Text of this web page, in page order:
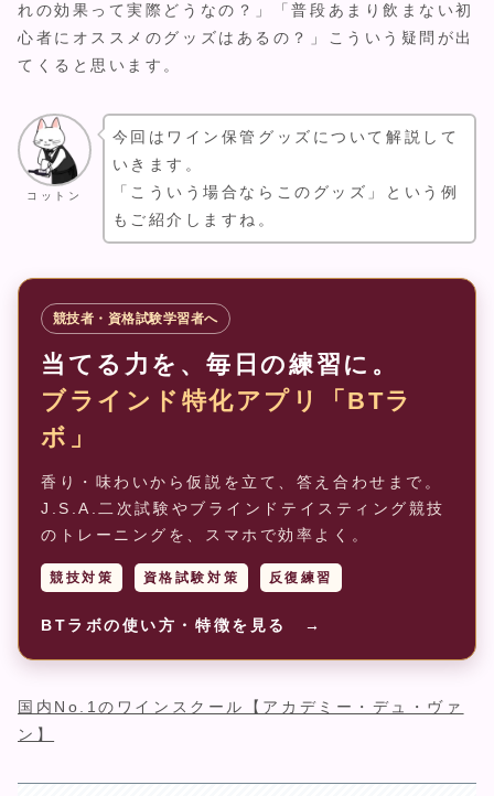
れの効果って実際どうなの？」「普段あまり飲まない初
心者にオススメのグッズはあるの？」こういう疑問が出
てくると思います。
コットン
今回はワイン保管グッズについて解説して
いきます。
「こういう場合ならこのグッズ」という例
もご紹介しますね。
競技者・資格試験学習者へ
当てる力を、毎日の練習に。
ブラインド特化アプリ「BTラ
ボ」
香り・味わいから仮説を立て、答え合わせまで。
J.S.A.二次試験やブラインドテイスティング競技
のトレーニングを、スマホで効率よく。
競技対策 資格試験対策 反復練習
BTラボの使い方・特徴を見る →
国内No.1のワインスクール【アカデミー・デュ・ヴァ
ン】